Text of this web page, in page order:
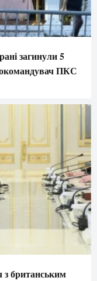
загинули 5
ПКС
з британським